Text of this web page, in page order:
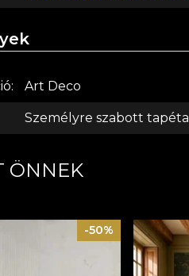
Art Deco
Személyre szabott tapéta
ÖNNEK
-50%